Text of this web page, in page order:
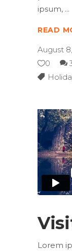
ipsum,
READ
August
0
Lorem